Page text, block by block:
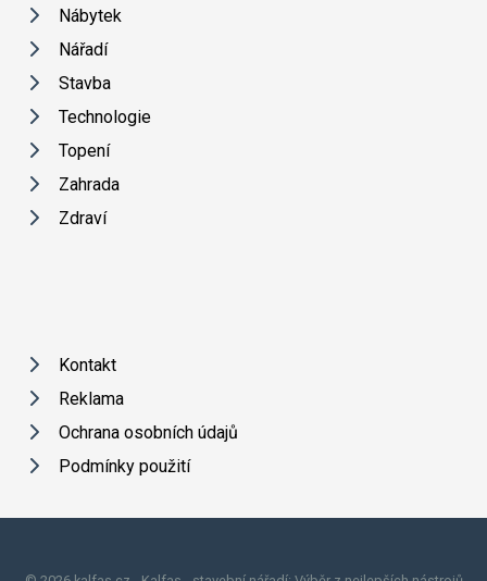
Nábytek
Nářadí
Stavba
Technologie
Topení
Zahrada
Zdraví
Kontakt
Reklama
Ochrana osobních údajů
Podmínky použití